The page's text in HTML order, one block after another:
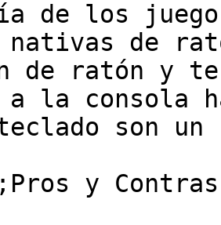
de los
nativas de
de ratón y
a la consola
son
y